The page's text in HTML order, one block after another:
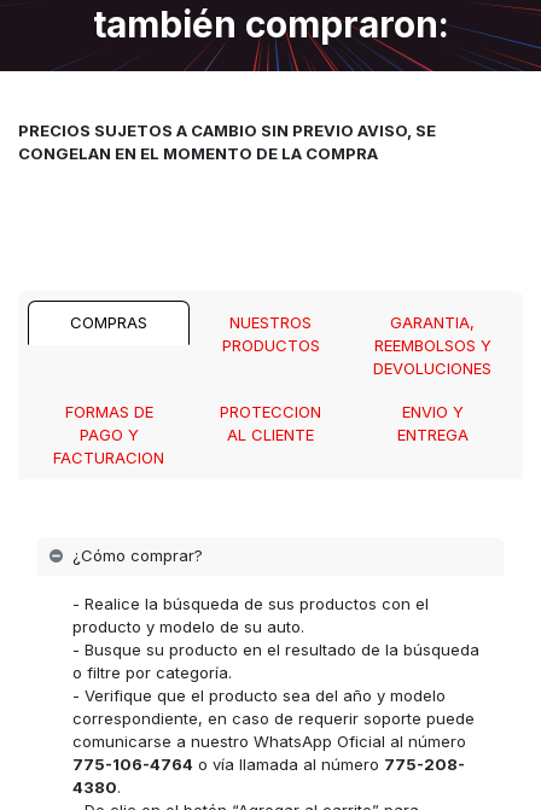
también compraron:
PRECIOS SUJETOS A CAMBIO SIN PREVIO AVISO, SE
CONGELAN EN EL MOMENTO DE LA COMPRA
COMPRAS
NUESTROS
PRODUCTOS
GARANTIA,
REEMBOLSOS Y
DEVOLUCIONES
FORMAS DE
PAGO Y
FACTURACION
PROTECCION
AL CLIENTE
ENVIO Y
ENTREGA
¿Cómo comprar?
- Realice la búsqueda de sus productos con el
producto y modelo de su auto.
- Busque su producto en el resultado de la búsqueda
o filtre por categoría.
- Verifique que el producto sea del año y modelo
correspondiente, en caso de requerir soporte puede
comunicarse a nuestro WhatsApp Oficial al número
775-106-4764 o vía llamada al número 775-208-
4380.